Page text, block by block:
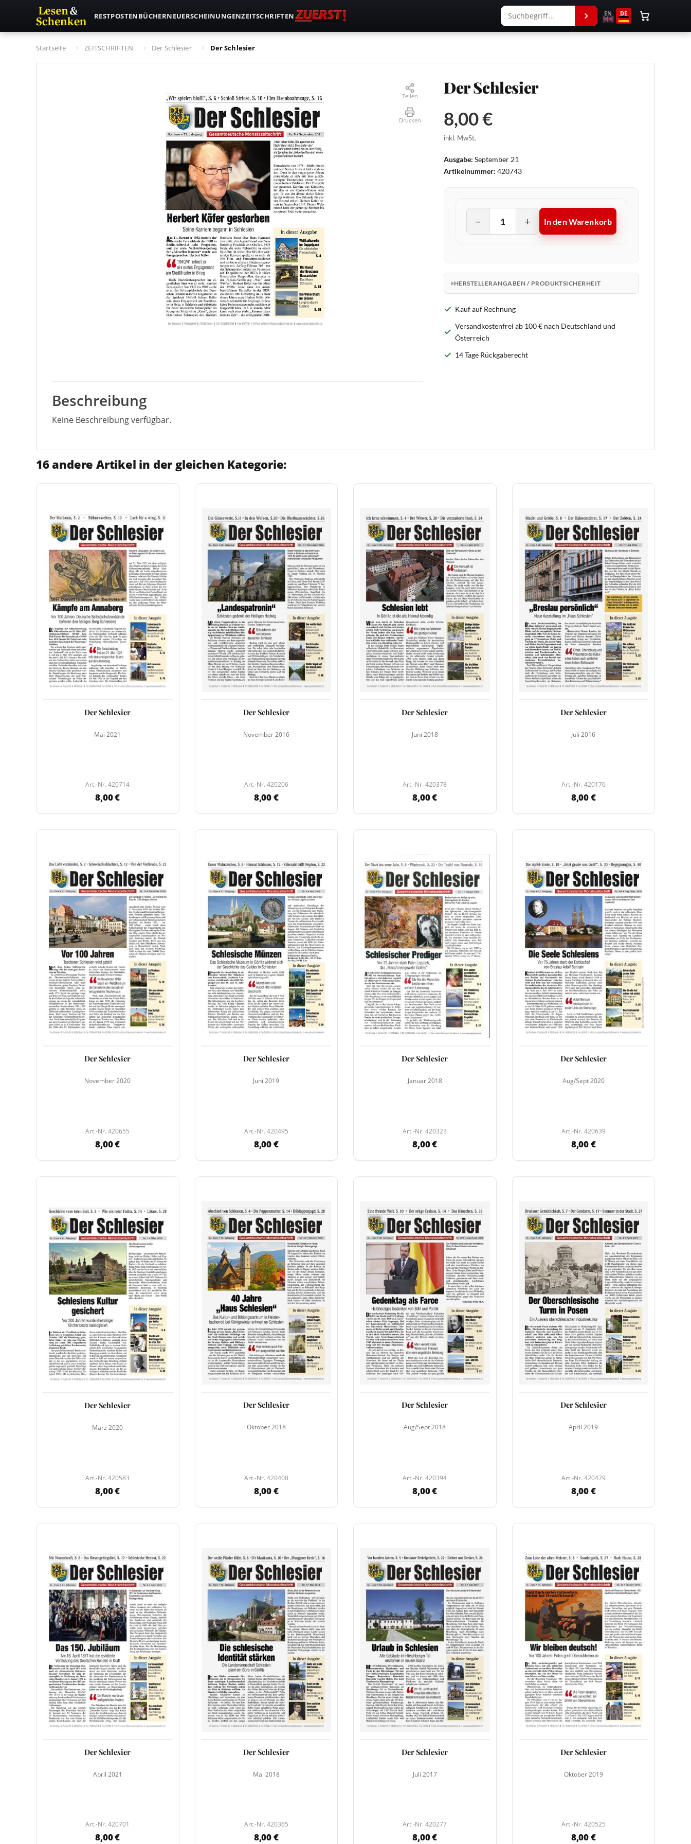
RESTPOSTENBÜCHERNEUERSCHEINUNGENZEITSCHRIFTEN EN DE
Startseite ZEITSCHRIFTEN Der Schlesier Der Schlesier
Teilen
Drucken
Der Schlesier
8,00 €
inkl. MwSt.
Ausgabe: September 21
Artikelnummer: 420743
− + In den Warenkorb
HERSTELLERANGABEN / PRODUKTSICHERHEIT
Kauf auf Rechnung
Versandkostenfrei ab 100 € nach Deutschland und
Österreich
14 Tage Rückgaberecht
Beschreibung
Keine Beschreibung verfügbar.
16 andere Artikel in der gleichen Kategorie:
Der Schlesier
Mai 2021
Art.-Nr. 420714
8,00 €
Der Schlesier
November 2016
Art.-Nr. 420206
8,00 €
Der Schlesier
Juni 2018
Art.-Nr. 420378
8,00 €
Der Schlesier
Juli 2016
Art.-Nr. 420176
8,00 €
Der Schlesier
November 2020
Art.-Nr. 420655
8,00 €
Der Schlesier
Juni 2019
Art.-Nr. 420495
8,00 €
Der Schlesier
Januar 2018
Art.-Nr. 420323
8,00 €
Der Schlesier
Aug/Sept 2020
Art.-Nr. 420639
8,00 €
Der Schlesier
März 2020
Art.-Nr. 420583
8,00 €
Der Schlesier
Oktober 2018
Art.-Nr. 420408
8,00 €
Der Schlesier
Aug/Sept 2018
Art.-Nr. 420394
8,00 €
Der Schlesier
April 2019
Art.-Nr. 420479
8,00 €
Der Schlesier
April 2021
Art.-Nr. 420701
8,00 €
Der Schlesier
Mai 2018
Art.-Nr. 420365
8,00 €
Der Schlesier
Juli 2017
Art.-Nr. 420277
8,00 €
Der Schlesier
Oktober 2019
Art.-Nr. 420525
8,00 €